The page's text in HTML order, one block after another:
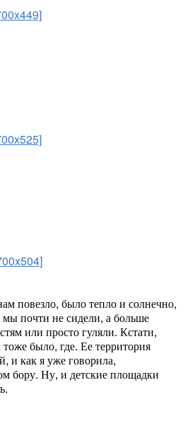
повезло, было тепло и солнечно,
почти не сидели, а больше
или просто гуляли. Кстати,
тоже было, где. Ее территория
и как я уже говорила,
бору. Ну, и детские площадки